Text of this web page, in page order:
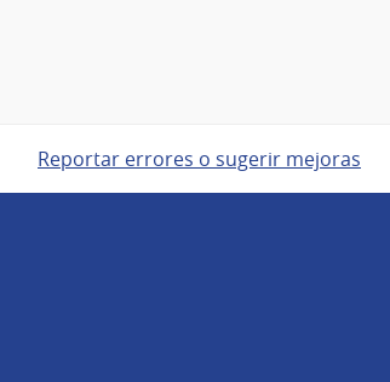
Reportar errores o sugerir mejoras